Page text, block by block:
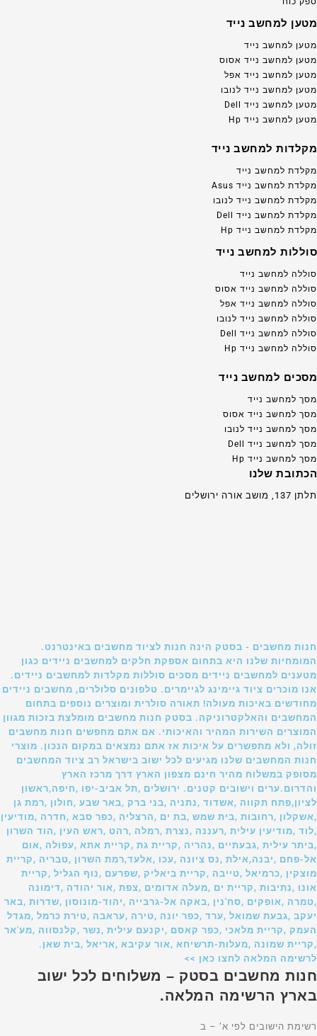
מטען למחשב נייד
מטען למחשב נייד
מטען למחשב נייד אסוס
מטען למחשב נייד אפל
מטען למחשב נייד לנובו
מטען למחשב נייד Dell
מטען למחשב נייד Hp
מקלדות למחשב נייד
מקלדת למחשב נייד
מקלדת למחשב נייד Asus
מקלדת למחשב נייד לנובו
מקלדת למחשב נייד Dell
מקלדת למחשב נייד Hp
סוללות למחשב נייד
סוללה למחשב נייד
סוללה למחשב נייד אסוס
סוללה למחשב נייד אפל
סוללה למחשב נייד לנובו
סוללה למחשב נייד Dell
סוללה למחשב נייד Hp
מסכים למחשב נייד
מסך למחשב נייד
מסך למחשב נייד אסוס
מסך למחשב נייד לנובו
מסך למחשב נייד Dell
מסך למחשב נייד Hp
הכתובת שלנו
תלתן 137, מושב אורה ירושלים
חנות מחשבים - בסטק הינה חנות לציוד מחשבים באינטרנט.
המומחיות שלנו היא בתחום אספקת חלקים למחשבים ניידים כגון
מטענים למחשבים ניידים מסכים סוללות מקלדות למחשבים ניידים.
אנו מוכרים ציוד גיימינג לגיימרים. טלפונים סלולרים, מחשבים ניידים
מחודשים באיכות מעולה! תאורה סולרית ומוצרים נוספים בתחום
המחשבים והאלקטרוניקה. בסטק חנות מחשבים מומלצת בזכות מגוון
המוצרים השירות המהיר והאיכותי. אם אתם מחפשים חנות מחשבים
זולה, ולא מתפשרים על איכות אז אתם נמצאים במקום הנכון. מוצרי
חנות המחשבים שלנו מגיעים לכל ישוב בישראל רב ציוד המחשבים
מסופק במשלוח מהיר חינם מצפון הארץ דרך מרכז הארץ
והדרום.ערים וישובים קטנים. ירושלים ,תל אביב-יפו ,חיפה,ראשון
לציון,פתח תקווה ,אשדוד ,נתניה ,בני ברק ,באר שבע ,חולון ,רמת גן
,אשקלון ,רחובות ,בית שמש ,בת ים ,הרצליה ,כפר סבא ,חדרה ,מודיעין
,לוד ,מודיעין עילית ,רעננה ,נצרת ,רמלה ,רהט ,ראש העין ,הוד השרון
,ביתר עילית ,גבעתיים ,נהריה ,קריית גת ,קריית אתא ,עפולה ,אום
אל-פחם ,יבנה,אילת ,נס ציונה ,עכו ,אלעד,רמת השרון ,טבריה ,קריית
מוצקין ,כרמיאל ,טייבה ,קריית ביאליק ,שפרעם ,נוף הגליל ,קריית
אונו ,נתיבות ,קריית ים ,מעלה אדומים ,צפת ,אור יהודה ,דימונה
,טמרה ,אופקים ,סח'נין ,באקה אל-גרבייה ,יהוד-מונוסון ,שדרות ,באר
יעקב ,גבעת שמואל ,ערד ,כפר יונה ,טירה ,עראבה ,טירת כרמל ,מגדל
העמק ,קריית מלאכי ,כפר קאסם ,יקנעם עילית ,נשר ,קלנסווה ,מע'אר
,קריית שמונה ,מעלות-תרשיחא ,אור עקיבא ,אריאל ,בית שאן.
לרשימה המלאה לחצו כאן >>
חנות מחשבים בסטק – משלוחים לכל ישוב
בארץ הרשימה המלאה.
רשימת הישובים לפי א’ – ב